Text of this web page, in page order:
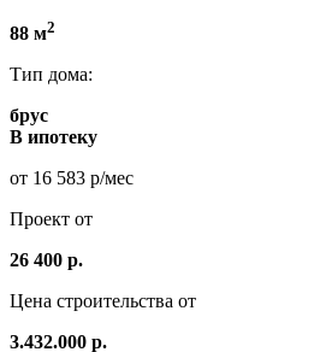
88 м2
Тип дома:
брус
В ипотеку
от 16 583 р/мес
Проект от
26 400 р.
Цена строительства от
3.432.000 р.